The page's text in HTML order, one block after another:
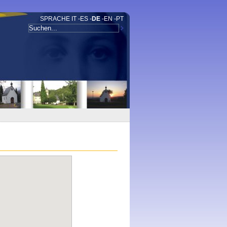
SPRACHE IT -ES -DE -EN -PT